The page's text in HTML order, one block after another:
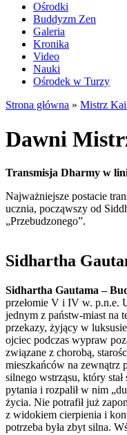
Ośrodki
Buddyzm Zen
Galeria
Kronika
Video
Nauki
Ośrodek w Turzy
Strona główna » Mistrz
Dawni
Transmisja Dharmy w
Najważniejsze postacie
ucznia, począwszy od
„Przebudzonego”.
Sidhartha
Sidhartha Gautama –
przełomie V i IV w. p.n.e.
jednym z państw-miast na
przekazy, żyjący w
ojciec podczas wypraw
związane z chorobą,
mieszkańców na zewnątrz
silnego wstrząsu, który stał
pytania i rozpalił w nim
życia. Nie potrafił już
z widokiem cierpienia i
potrzeba była zbyt silna.